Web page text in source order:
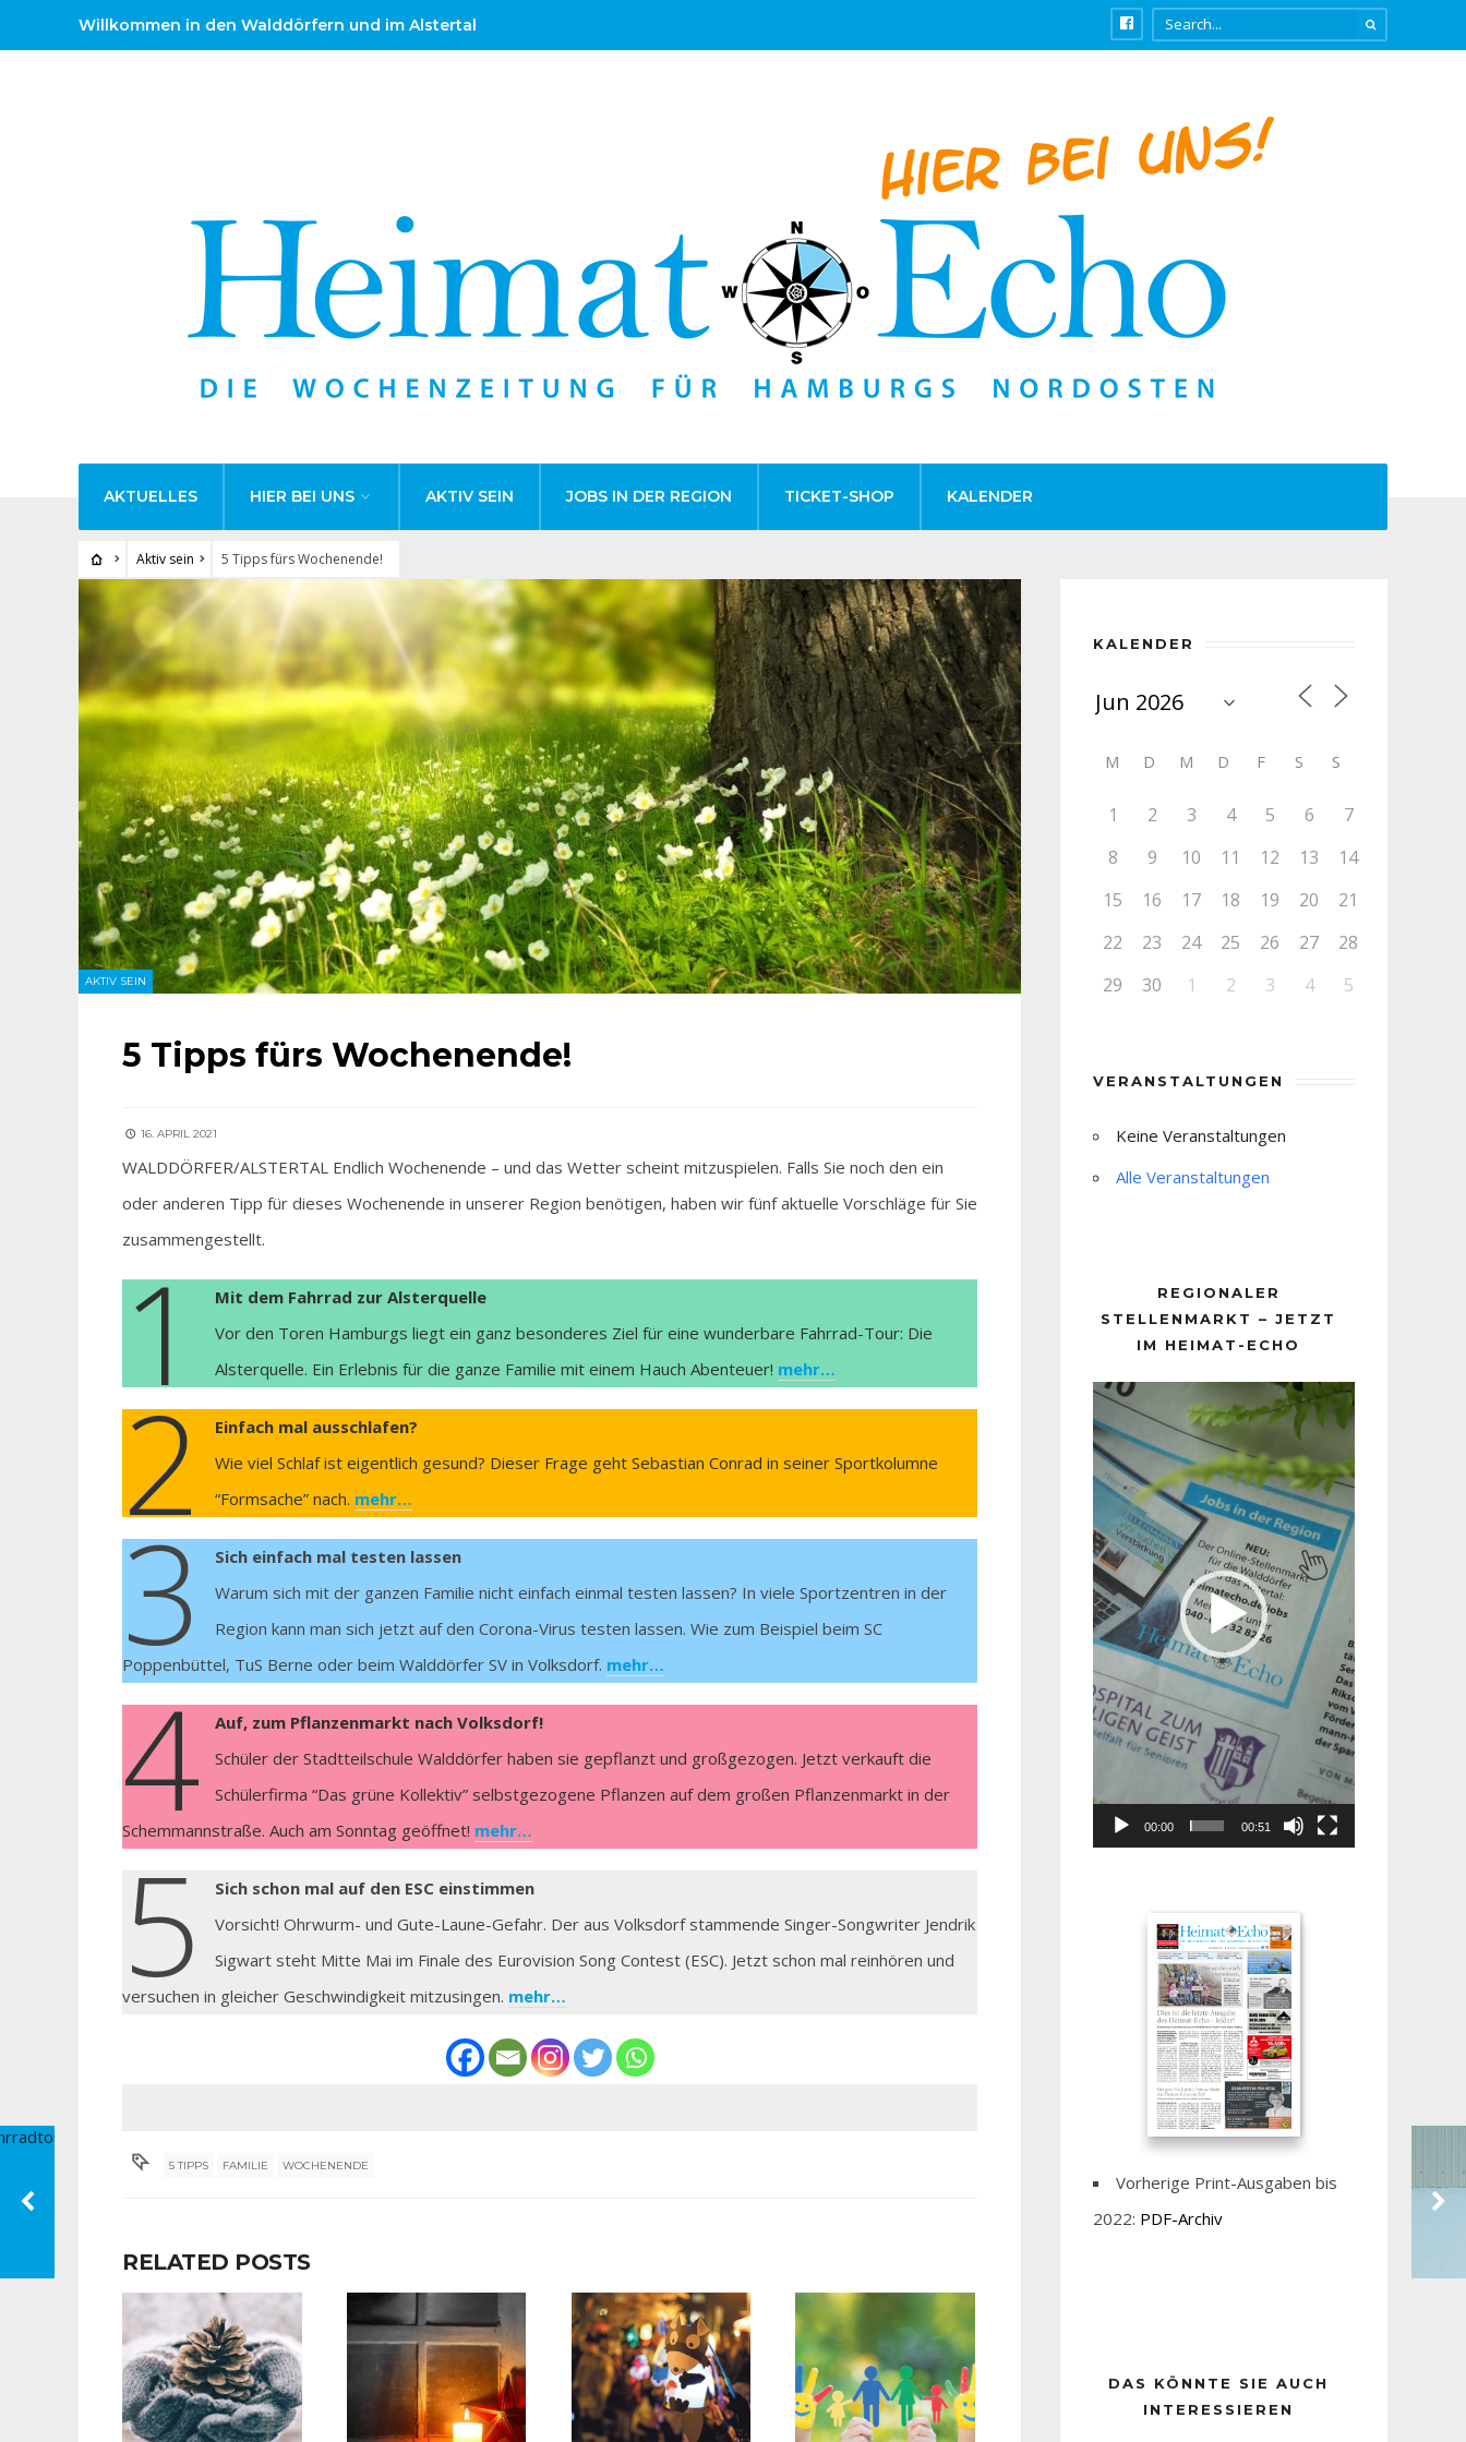
Willkommen in den Walddörfern und im Alstertal
AKTUELLES HIER BEI UNS AKTIV SEIN JOBS IN DER REGION TICKET-SHOP KALENDER
Aktiv sein 5 Tipps fürs Wochenende!
AKTIV SEIN
5 Tipps fürs Wochenende!
16. APRIL 2021
WALDDÖRFER/ALSTERTAL Endlich Wochenende – und das Wetter scheint mitzuspielen. Falls Sie noch den ein
oder anderen Tipp für dieses Wochenende in unserer Region benötigen, haben wir fünf aktuelle Vorschläge für Sie
zusammengestellt.
1
Mit dem Fahrrad zur Alsterquelle
Vor den Toren Hamburgs liegt ein ganz besonderes Ziel für eine wunderbare Fahrrad-Tour: Die
Alsterquelle. Ein Erlebnis für die ganze Familie mit einem Hauch Abenteuer! mehr…
2
Einfach mal ausschlafen?
Wie viel Schlaf ist eigentlich gesund? Dieser Frage geht Sebastian Conrad in seiner Sportkolumne
“Formsache” nach. mehr…
3
Sich einfach mal testen lassen
Warum sich mit der ganzen Familie nicht einfach einmal testen lassen? In viele Sportzentren in der
Region kann man sich jetzt auf den Corona-Virus testen lassen. Wie zum Beispiel beim SC
Poppenbüttel, TuS Berne oder beim Walddörfer SV in Volksdorf. mehr…
4
Auf, zum Pflanzenmarkt nach Volksdorf!
Schüler der Stadtteilschule Walddörfer haben sie gepflanzt und großgezogen. Jetzt verkauft die
Schülerfirma “Das grüne Kollektiv” selbstgezogene Pflanzen auf dem großen Pflanzenmarkt in der
Schemmannstraße. Auch am Sonntag geöffnet! mehr…
5
Sich schon mal auf den ESC einstimmen
Vorsicht! Ohrwurm- und Gute-Laune-Gefahr. Der aus Volksdorf stammende Singer-Songwriter Jendrik
Sigwart steht Mitte Mai im Finale des Eurovision Song Contest (ESC). Jetzt schon mal reinhören und
versuchen in gleicher Geschwindigkeit mitzusingen. mehr…
5 TIPPS FAMILIE WOCHENENDE
RELATED POSTS
KALENDER
M D M D F S S
1 2 3 4 5 6
7
8
9 10 11 12 13
14
15
16 17 18 19 20
21
22
23 24 25 26 27
28
29
30 1 2 3 4 5
VERANSTALTUNGEN
Keine Veranstaltungen
Alle Veranstaltungen
REGIONALER
STELLENMARKT – JETZT
IM HEIMAT-ECHO
Player
00:00 00:51
Vorherige Print-Ausgaben bis
2022: PDF-Archiv
DAS KÖNNTE SIE AUCH
INTERESSIEREN